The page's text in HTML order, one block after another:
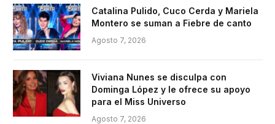
Catalina Pulido, Cuco Cerda y Mariela
Montero se suman a Fiebre de canto
Agosto 7, 2026
Viviana Nunes se disculpa con
Dominga López y le ofrece su apoyo
para el Miss Universo
Agosto 7, 2026